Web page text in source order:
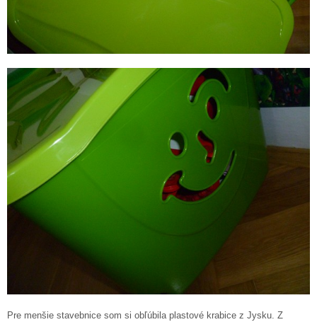
Pre menšie stavebnice som si obľúbila plastové krabice z Jysku. Z